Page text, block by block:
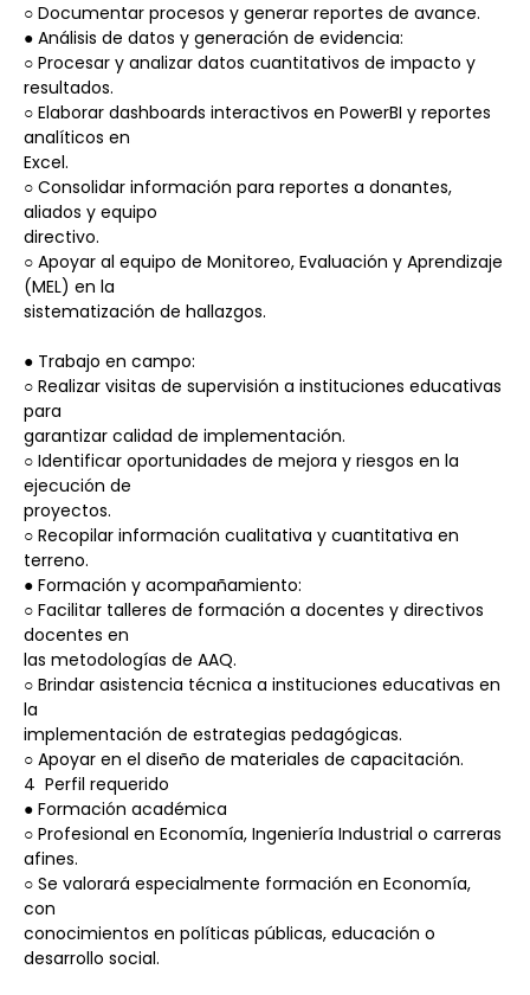
○ Documentar procesos y generar reportes de avance.
● Análisis de datos y generación de evidencia:
○ Procesar y analizar datos cuantitativos de impacto y
resultados.
○ Elaborar dashboards interactivos en PowerBI y reportes
analíticos en
Excel.
○ Consolidar información para reportes a donantes,
aliados y equipo
directivo.
○ Apoyar al equipo de Monitoreo, Evaluación y Aprendizaje
(MEL) en la
sistematización de hallazgos.
● Trabajo en campo:
○ Realizar visitas de supervisión a instituciones educativas
para
garantizar calidad de implementación.
○ Identificar oportunidades de mejora y riesgos en la
ejecución de
proyectos.
○ Recopilar información cualitativa y cuantitativa en
terreno.
● Formación y acompañamiento:
○ Facilitar talleres de formación a docentes y directivos
docentes en
las metodologías de AAQ.
○ Brindar asistencia técnica a instituciones educativas en
la
implementación de estrategias pedagógicas.
○ Apoyar en el diseño de materiales de capacitación.
4  Perfil requerido
● Formación académica
○ Profesional en Economía, Ingeniería Industrial o carreras
afines.
○ Se valorará especialmente formación en Economía,
con
conocimientos en políticas públicas, educación o
desarrollo social.